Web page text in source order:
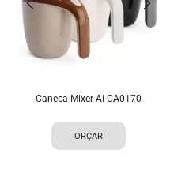
Caneca Mixer AI-CA0170
ORÇAR